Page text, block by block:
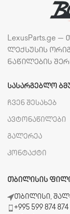
LexusParts.ge
ლექსუსის
ნაწილების
ᲡᲐᲡᲐᲠᲒᲔᲑᲚᲝ
ჩვენ შესახებ
ავტონაწილები
გალერეა
კონტაქტი
ᲗᲑᲘᲚᲘᲡᲘᲡ
თბილისი,
+995 599 874 874